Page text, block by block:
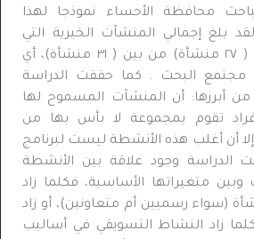
محافظة الأحساء نموذجا لهذا
بلغ إجمالي المنشآت الخيرية التي
جمعت منها البيانات ( ٢٧ منشأة) من بين ( ٣١ منشأة)، أي
%) من مجتمع البحث . كما حققت الدراسة
أبرزها: أن المنشآت المسموح لها
تقوم بمجموعة لا بأس بها من
أن أغلب هذه الأنشطة ليست لبرنامج
الدراسة وجود علاقة بين الأنشطة
وبين متغيراتها الأساسية، فكلما زاد
(سواء رسميين أم متعاونين)، أو زاد
زاد النشاط التسويقي في أساليب